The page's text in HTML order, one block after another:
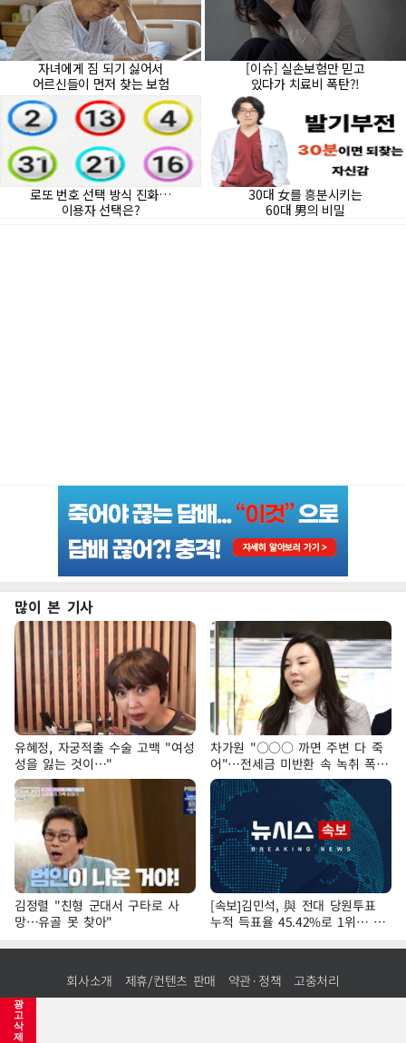
광
고
삭
제
많이 본 기사
유혜정, 자궁적출 수술 고백 "여성
성을 잃는 것이…"
차가원 "○○○ 까면 주변 다 죽
어"…전세금 미반환 속 녹취 폭로
파장
김정렬 "친형 군대서 구타로 사
망…유골 못 찾아"
[속보]김민석, 與 전대 당원투표
누적 득표율 45.42%로 1위… 정
청래 44.56%
회사소개 제휴/컨텐츠 판매 약관·정책 고충처리